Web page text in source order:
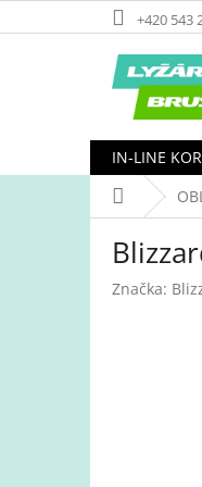
na
+420 543
IN-LINE
Domov
Značka: